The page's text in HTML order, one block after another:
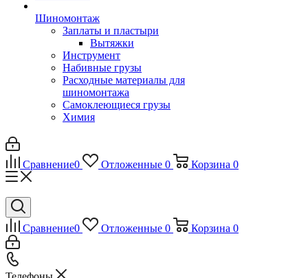
Шиномонтаж
Заплаты и пластыри
Вытяжки
Инструмент
Набивные грузы
Расходные материалы для
шиномонтажа
Самоклеющиеся грузы
Химия
Сравнение0 Отложенные 0 Корзина 0
Сравнение0 Отложенные 0 Корзина 0